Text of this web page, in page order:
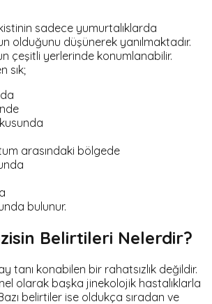
sadece yumurtalıklarda
olduğunu düşünerek yanılmaktadır.
çeşitli yerlerinde konumlanabilir.
sık;
arasındaki bölgede
bulunur.
Belirtileri Nelerdir?
tanı konabilen bir rahatsızlık değildir.
olarak başka jinekolojik hastalıklarla
belirtiler ise oldukça sıradan ve